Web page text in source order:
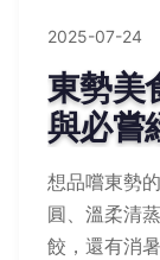
2025-07-24
東勢美
與必嘗
想品嚐東勢
圓、溫柔清
餃，還有消